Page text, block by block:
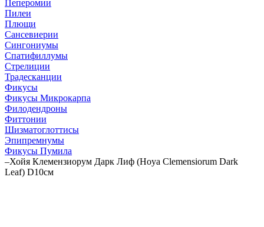
Пеперомии
Пилеи
Плющи
Сансевиерии
Сингониумы
Спатифиллумы
Стрелиции
Традесканции
Фикусы
Фикусы Микрокарпа
Филодендроны
Фиттонии
Шизматоглоттисы
Эпипремнумы
Фикусы Пумила
–Хойя Клемензиорум Дарк Лиф (Hoya Clemensiorum Dark
Leaf) D10см